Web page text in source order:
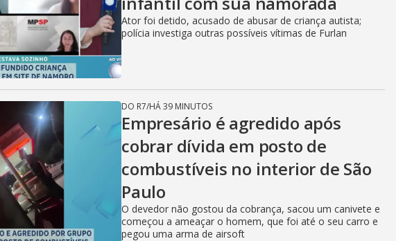
Ator foi detido, acusado de abusar de criança autista;
polícia investiga outras possíveis vítimas de Furlan
DO R7/HÁ 39 MINUTOS
Empresário é agredido após
cobrar dívida em posto de
combustíveis no interior de São
Paulo
O devedor não gostou da cobrança, sacou um canivete e
começou a ameaçar o homem, que foi até o seu carro e
pegou uma arma de airsoft